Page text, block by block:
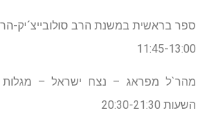
ספר בראשית במשנת הרב סולובייצ´יק-
11:45-13:00
מהר`ל מפראג – נצח ישראל – מגלות
השעות 20:30-21:30